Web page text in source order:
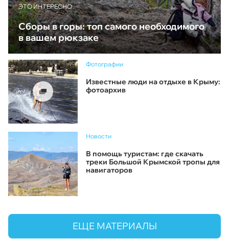
ЭТО ИНТЕРЕСНО
Сборы в горы: топ самого необходимого
в вашем рюкзаке
Фотографии
Известные люди на отдыхе в Крыму:
фотоархив
Новости
В помощь туристам: где скачать
треки Большой Крымской тропы для
навигаторов
ЕЩЕ МАТЕРИАЛЫ